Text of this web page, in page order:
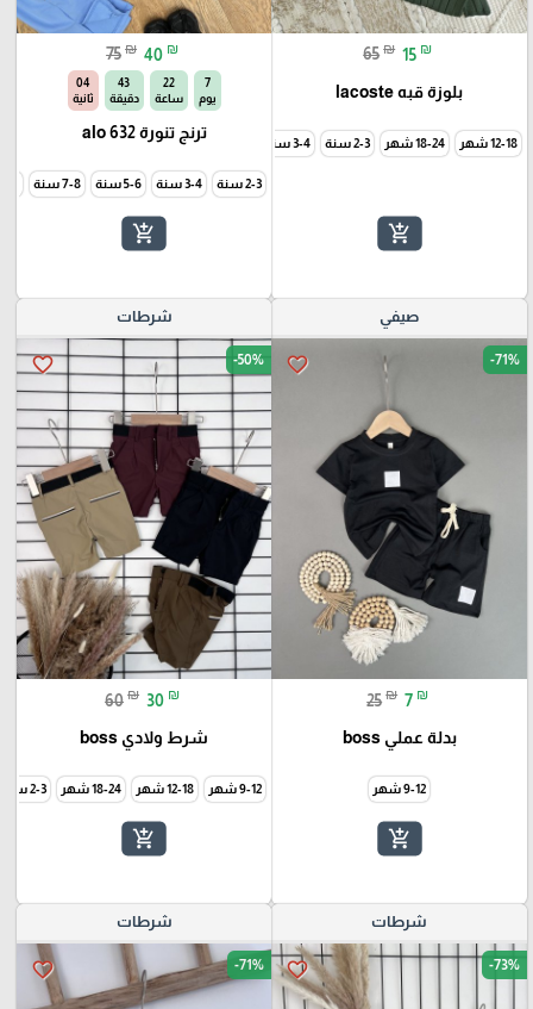
65 ₪ 15 ₪
بلوزة قبه lacoste
12-18 شهر 18-24 شهر 2-3 سنة 3-4 سنة 5-6 سنة
add_shopping_cart
75 ₪ 40 ₪
7
يوم
22
ساعة
43
دقيقة
02
ثانية
ترنج تنورة alo 632
2-3 سنة 3-4 سنة 5-6 سنة 7-8 سنة
add_shopping_cart
صيفي
favorite_border -71%
25 ₪ 7 ₪
بدلة عملي boss
9-12 شهر
add_shopping_cart
شرطات
favorite_border -50%
60 ₪ 30 ₪
شرط ولادي boss
9-12 شهر 12-18 شهر 18-24 شهر 2-3 سنة
add_shopping_cart
شرطات
favorite_border -73%
شرطات
favorite_border -71%